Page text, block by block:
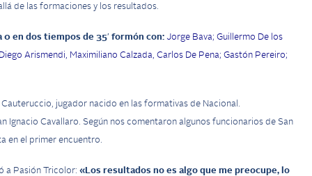
de las formaciones y los resultados.
en dos tiempos de 35′ formón con: Jorge Bava; Guillermo De los
Arismendi, Maximiliano Calzada, Carlos De Pena; Gastón Pereiro;
jugador nacido en las formativas de Nacional.
Ignacio Cavallaro. Según nos comentaron algunos funcionarios de San
en el primer encuentro.
a Pasión Tricolor: «Los resultados no es algo que me preocupe, lo